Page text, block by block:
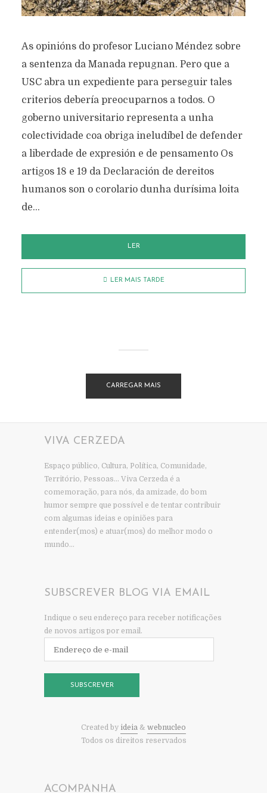
As opinións do profesor Luciano Méndez sobre
a sentenza da Manada repugnan. Pero que a
USC abra un expediente para perseguir tales
criterios debería preocuparnos a todos. O
goberno universitario representa a unha
colectividade coa obriga ineludíbel de defender
a liberdade de expresión e de pensamento Os
artigos 18 e 19 da Declaración de dereitos
humanos son o corolario dunha durísima loita
de...
LER
LER MAIS TARDE
CARREGAR MAIS
VIVA CERZEDA
Espaço público, Cultura, Política, Comunidade,
Território, Pessoas… Viva Cerzeda é a
comemoração, para nós, da amizade, do bom
humor sempre que possível e de tentar contribuir
com algumas ideias e opiniões para
entender(mos) e atuar(mos) do melhor modo o
mundo…
SUBSCREVER BLOG VIA EMAIL
Indique o seu endereço para receber notificações
de novos artigos por email.
SUBSCREVER
Created by ideia & webnucleo
Todos os direitos reservados
ACOMPANHA